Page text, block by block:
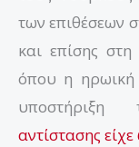
των επιθέσεων
και επίσης
όπου η ηρωική
υποστήριξη
αντίστασης